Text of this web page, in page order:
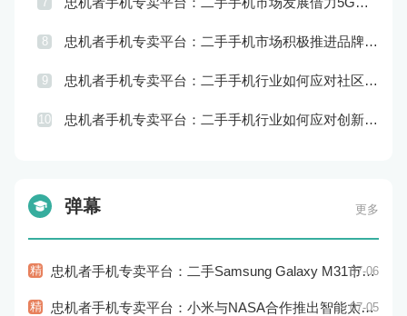
8 忠机者手机专卖平台：二手手机市场积极推进品牌转型，实现品牌创新和升级
9 忠机者手机专卖平台：二手手机行业如何应对社区运营的重要性
10 忠机者手机专卖平台：二手手机行业如何应对创新驱动的发展
弹幕 更多
精 忠机者手机专卖平台：二手Samsung Galaxy M31市场价格持续下跌07-06
精 忠机者手机专卖平台：小米与NASA合作推出智能太空手表07-05